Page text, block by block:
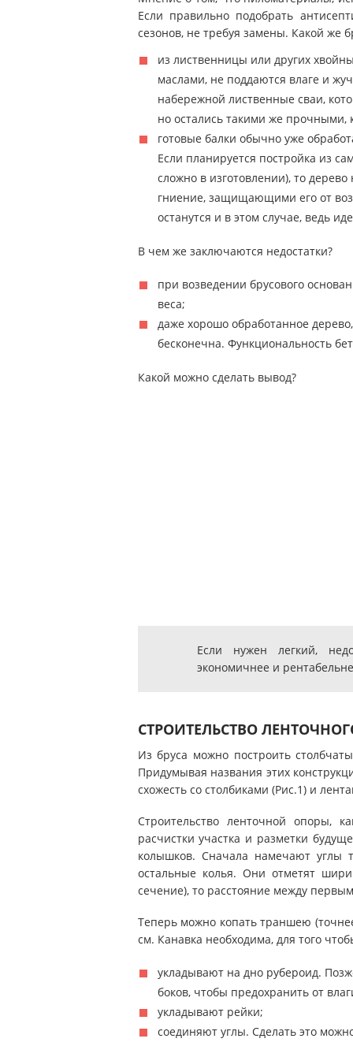
Если правильно подобрать
сезонов, не требуя замены. Какой же
из лиственницы или других
маслами, не поддаются влаге и
набережной лиственные сваи,
но остались такими же прочными,
готовые балки обычно уже
Если планируется постройка из
сложно в изготовлении), то
гниение, защищающими его от
останутся и в этом случае, ведь
В чем же заключаются недостатки?
при возведении брусового
веса;
даже хорошо обработанное
бесконечна. Функциональность
Какой можно сделать вывод?
Если нужен легкий,
экономичнее и
СТРОИТЕЛЬСТВО
Из бруса можно построить
Придумывая названия этих
схожесть со столбиками (Рис.1) и
Строительство ленточной опоры,
расчистки участка и разметки
колышков. Сначала намечают углы
остальные колья. Они отметят
сечение), то расстояние между
Теперь можно копать траншею
см. Канавка необходима, для того
укладывают на дно рубероид.
боков, чтобы предохранить от
укладывают рейки;
соединяют углы. Сделать это